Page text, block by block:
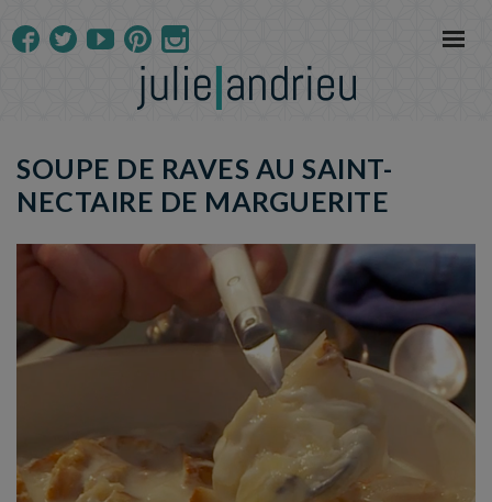
SOUPE DE RAVES AU SAINT-
NECTAIRE DE MARGUERITE